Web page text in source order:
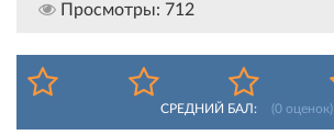
Просмотры: 712
СРЕДНИЙ БАЛ: (0оценок)